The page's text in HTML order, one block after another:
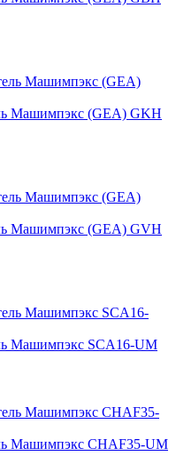
Машимпэкс (GEA) GKH
Машимпэкс (GEA) GVH
Машимпэкс SCA16-UM
Машимпэкс CHAF35-UM